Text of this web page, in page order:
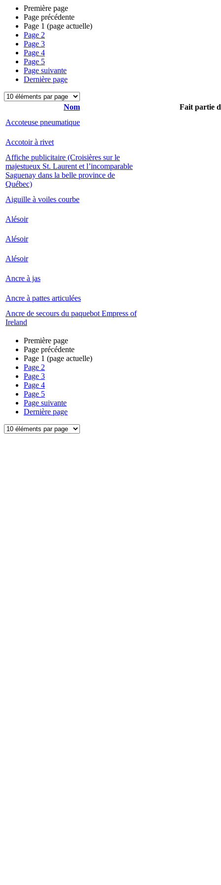
Première page
Page précédente
Page 1 (page actuelle)
Page 2
Page 3
Page 4
Page 5
Page suivante
Dernière page
Nom
Fait partie
Accoteuse pneumatique
Accotoir à rivet
Affiche publicitaire (Croisières sur le
majestueux St. Laurent et l’incomparable
Saguenay dans la belle province de
Québec)
Aiguille à voiles courbe
Alésoir
Alésoir
Alésoir
Ancre à jas
Ancre à pattes articulées
Ancre de secours du paquebot Empress of
Ireland
Première page
Page précédente
Page 1 (page actuelle)
Page 2
Page 3
Page 4
Page 5
Page suivante
Dernière page